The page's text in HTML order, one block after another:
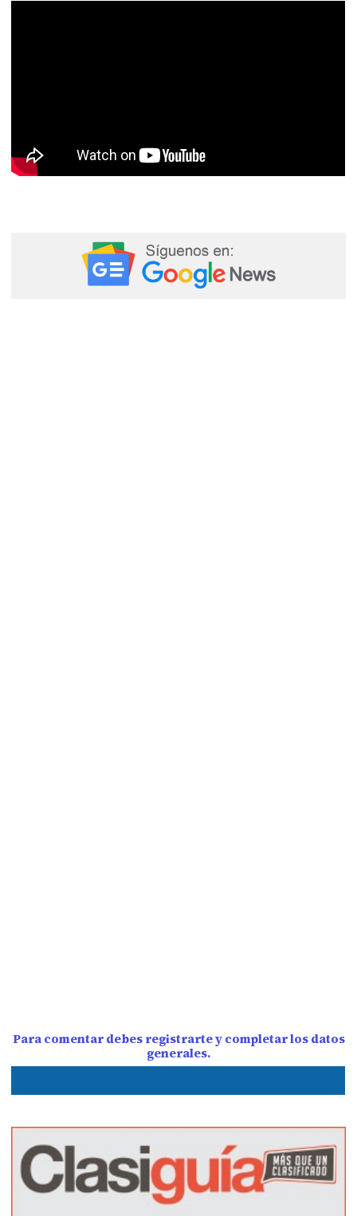
Para comentar debes registrarte y completar los datos
generales.